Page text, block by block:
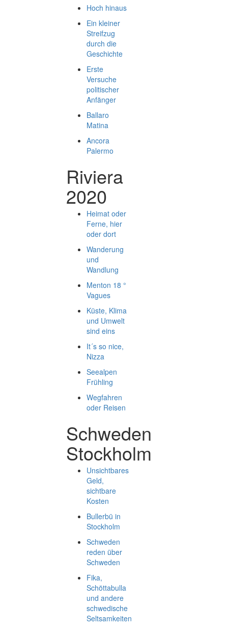
Hoch hinaus
Ein kleiner
Streifzug
durch die
Geschichte
Erste
Versuche
politischer
Anfänger
Ballaro
Matina
Ancora
Palermo
Riviera
2020
Heimat oder
Ferne, hier
oder dort
Wanderung
und
Wandlung
Menton 18 °
Vagues
Küste, Klima
und Umwelt
sind eins
It´s so nice,
Nizza
Seealpen
Frühling
Wegfahren
oder Reisen
Schweden
Stockholm
Unsichtbares
Geld,
sichtbare
Kosten
Bullerbü in
Stockholm
Schweden
reden über
Schweden
Fika,
Schöttabulla
und andere
schwedische
Seltsamkeiten